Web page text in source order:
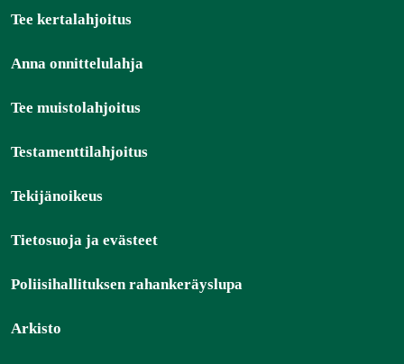
Tee kertalahjoitus
Anna onnittelulahja
Tee muistolahjoitus
Testamenttilahjoitus
Tekijänoikeus
Tietosuoja ja evästeet
Poliisihallituksen rahankeräyslupa
Arkisto